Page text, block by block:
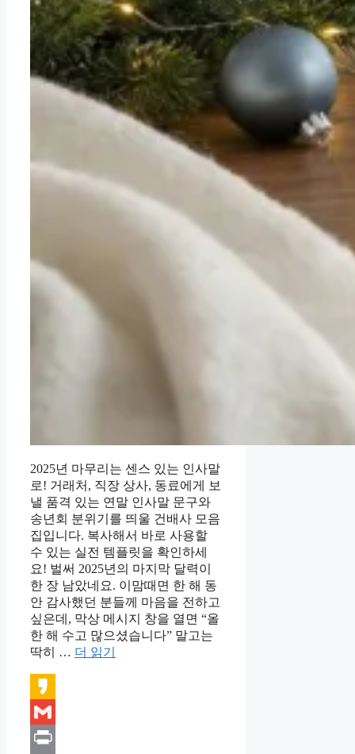
2025년 마무리는 센스 있는 인사말
로! 거래처, 직장 상사, 동료에게 보
낼 품격 있는 연말 인사말 문구와
송년회 분위기를 띄울 건배사 모음
집입니다. 복사해서 바로 사용할
수 있는 실전 템플릿을 확인하세
요! 벌써 2025년의 마지막 달력이
한 장 남았네요. 이맘때면 한 해 동
안 감사했던 분들께 마음을 전하고
싶은데, 막상 메시지 창을 열면 “올
한 해 수고 많으셨습니다” 말고는
딱히 … 더 읽기
Kakao
Gmail